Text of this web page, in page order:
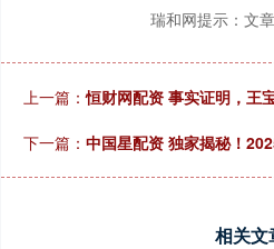
瑞和网提示：文
上一篇：恒财网配资 事实证明，王
下一篇： 中国星配资 独家揭秘！
相关文